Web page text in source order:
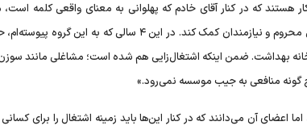
که در کنار آقای خادم که پهلوانی به معنای واقعی کلمه
۱۵۰ سرویس بهداشتی، پنج شش خانه بهداشت. ضمن اینکه اشتغال‌زایی هم شده است؛ مشاغلی مانند
گونه منافعی به جیب موسسه نمی‌رود.»
آن می‌دانند که در کنار این‌ها باید زمینه اشتغال را برای